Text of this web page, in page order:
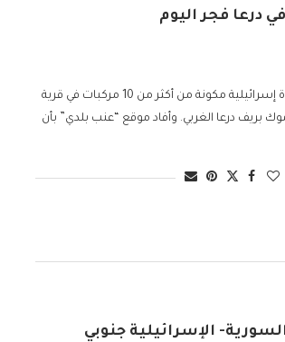
درعا فجر اليوم
توغلت فجر اليوم الخميس قوة إسرائيلية مكونة من أكثر من 10 مركبات في قرية
بريف درعا الغربي. وأفاد موقع “عنب بلدي” بأن
الإسرائيلية جنوبي